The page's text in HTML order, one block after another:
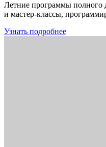
Летние программы полного
и мастер-классы,
Узнать подробнее